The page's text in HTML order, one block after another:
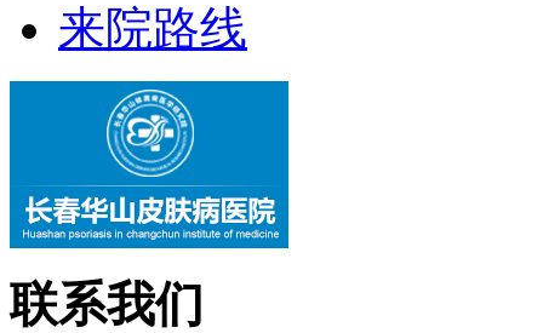
来院路线
联系我们